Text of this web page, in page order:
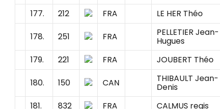
177.
212 FRA LE HER Théo
178. 251 FRA PELLETIER Jean-
Hugues
179.
221 FRA JOUBERT Théo
180. 150 CAN THIBAULT Jean-
Denis
181.
832 FRA
CALMUS regis